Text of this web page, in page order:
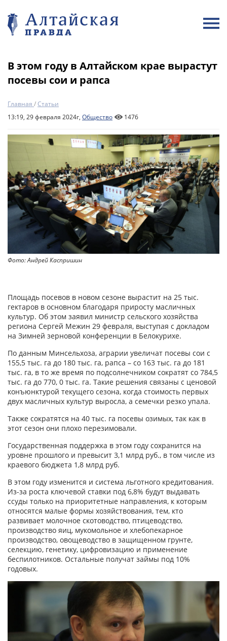
В этом году в Алтайском крае вырастут
посевы сои и рапса
Главная /Статьи
13:19, 29 февраля 2024г, Общество 1476
Фото: Андрей Каспришин
Площадь посевов в новом сезоне вырастит на 25 тыс.
гектаров в основном благодаря приросту масличных
культур. Об этом заявил министр сельского хозяйства
региона Сергей Межин 29 февраля, выступая с докладом
на Зимней зерновой конференции в Белокурихе.
По данным Минсельхоза, аграрии увеличат посевы сои с
155,5 тыс. га до 180 тыс. га, рапса – со 163 тыс. га до 181
тыс. га, в то же время по подсолнечником сократят со 784,5
тыс. га до 770, 0 тыс. га. Такие решения связаны с ценовой
конъюнктурой текущего сезона, когда стоимость первых
двух масличных культур выросла, а семечки резко упала.
Также сократятся на 40 тыс. га посевы озимых, так как в
этот сезон они плохо перезимовали.
Государственная поддержка в этом году сохранится на
уровне прошлого и превысит 3,1 млрд руб., в том числе из
краевого бюджета 1,8 млрд руб.
В этом году изменится и система льготного кредитования.
Из-за роста ключевой ставки под 6,8% будут выдавать
ссуды только на приоритетные направления, к которым
относятся малые формы хозяйствования, тем, кто
развивает молочное скотоводство, птицеводство,
производство яиц, мукомольное и хлебопекарное
производство, овощеводство в защищенном грунте,
селекцию, генетику, цифровизацию и применение
беспилотников. Остальные получат займы под 10%
годовых.